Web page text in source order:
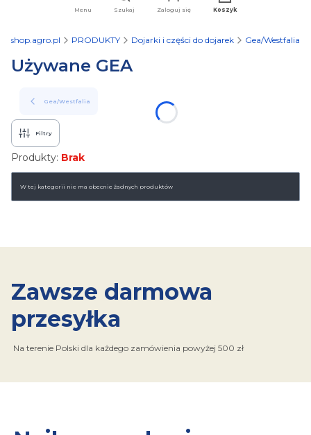
Menu Szukaj Zaloguj się Koszyk
shop.agro.pl PRODUKTY Dojarki i części do dojarek Gea/Westfalia
Używane GEA
Gea/Westfalia
Filtry
Produkty: Brak
Lista produktów
W tej kategorii nie ma obecnie żadnych produktów
Zawsze darmowa
przesyłka
Na terenie Polski dla każdego zamówienia powyżej 500 zł